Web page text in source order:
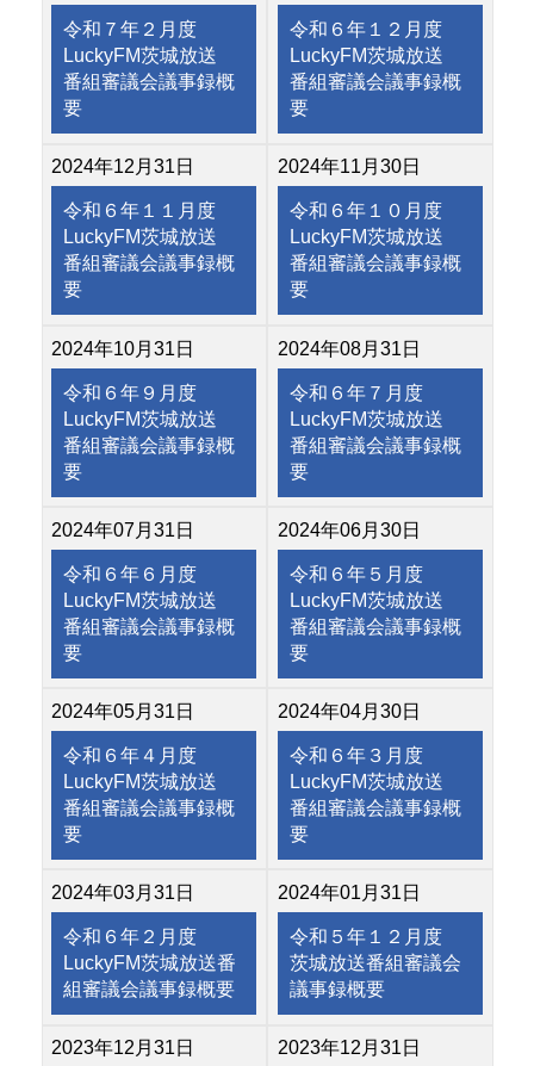
令和７年２月度
LuckyFM茨城放送
番組審議会議事録概
要
令和６年１２月度
LuckyFM茨城放送
番組審議会議事録概
要
2024年12月31日
令和６年１１月度
LuckyFM茨城放送
番組審議会議事録概
要
2024年11月30日
令和６年１０月度
LuckyFM茨城放送
番組審議会議事録概
要
2024年10月31日
令和６年９月度
LuckyFM茨城放送
番組審議会議事録概
要
2024年08月31日
令和６年７月度
LuckyFM茨城放送
番組審議会議事録概
要
2024年07月31日
令和６年６月度
LuckyFM茨城放送
番組審議会議事録概
要
2024年06月30日
令和６年５月度
LuckyFM茨城放送
番組審議会議事録概
要
2024年05月31日
令和６年４月度
LuckyFM茨城放送
番組審議会議事録概
要
2024年04月30日
令和６年３月度
LuckyFM茨城放送
番組審議会議事録概
要
2024年03月31日
令和６年２月度
LuckyFM茨城放送番
組審議会議事録概要
2024年01月31日
令和５年１２月度
茨城放送番組審議会
議事録概要
2023年12月31日 2023年12月31日